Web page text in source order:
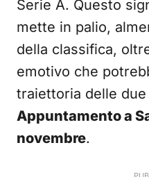
Serie A. Questo
mette in palio,
della classifica,
emotivo che
traiettoria delle
Appuntamento a
novembre.